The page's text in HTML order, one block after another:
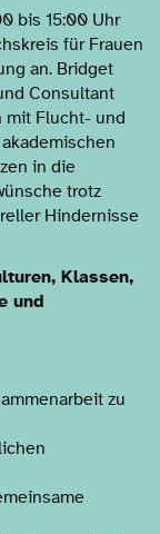
bis 15:00 Uhr
für Frauen
an. Bridget
Consultant
mit Flucht- und
in die
trotz
Hindernisse
Klassen,
und
zu